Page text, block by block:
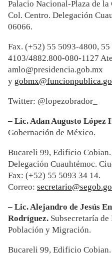
Palacio Nacional-Plaza de
Col. Centro. Delegación
06066.
Fax. (+52) 55 5093-4800,
4103/4882.800-080-1127
amlo@presidencia.gob.mx
y
Twitter: @lopezobrador_
– Lic. Adan Augusto López
Gobernación de México.
Bucareli 99, Edificio Cobian.
Delegación Cuauhtémoc.
Fax: (+52) 55 5093 34 14.
Correo:
– Lic. Alejandro de Jesús
Rodríguez. Subsecretaría
Población y Migración.
Bucareli 99, Edificio Cobian.